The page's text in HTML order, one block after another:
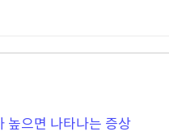
높으면 나타나는 증상